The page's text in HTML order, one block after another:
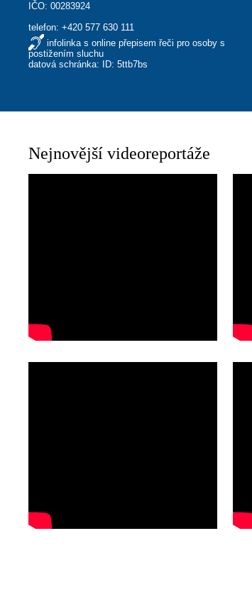
IČO: 00283924
telefon:+420 577 630 111
infolinka s online přepisem řeči pro osoby s
postižením sluchu
datová schránka: ID: 5ttb7bs
Nejnovější videoreportáže